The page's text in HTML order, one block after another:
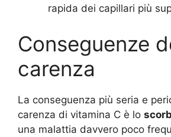
rapida dei capillari più
Conseguenze
carenza
La conseguenza più seria e
carenza di vitamina C è lo
una malattia davvero poco